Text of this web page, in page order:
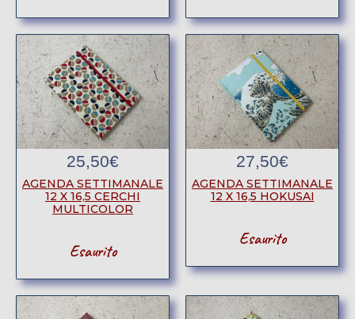
25,50€
AGENDA SETTIMANALE
12 X 16,5 CERCHI
MULTICOLOR
Esaurito
27,50€
AGENDA SETTIMANALE
12 X 16,5 HOKUSAI
Esaurito